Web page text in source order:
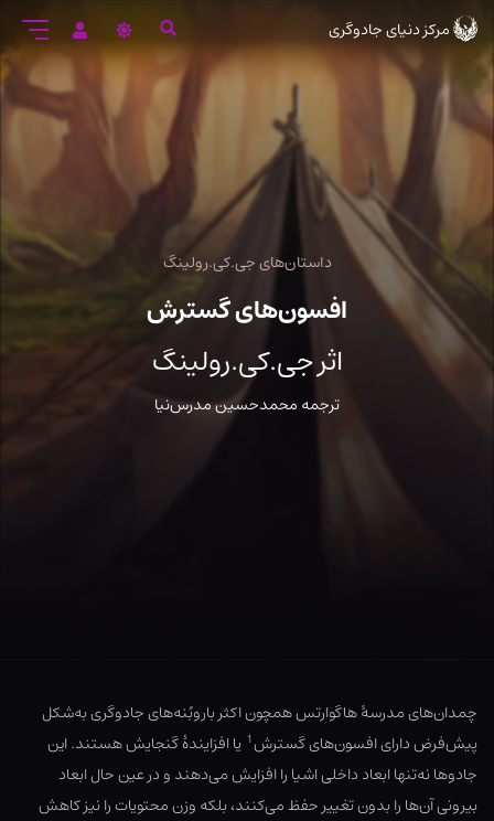
ورود
به
متن
اصلی
مرکز دنیای جادوگری
داستان‌های جی.کی.رولینگ
افسون‌های گسترش
اثر جی.کی.رولینگ
ترجمه محمدحسین مدرس‌نیا
چمدان‌های مدرسهٔ هاگوارتس همچون اکثر باروبُنه‌های جادوگری به‌شکل
پیش‌فرض دارای افسون‌های گسترش1 یا افزایندهٔ گنجایش هستند. این
جادوها نه‌تنها ابعاد داخلی اشیا را افزایش می‌دهند و در عین حال ابعاد
بیرونی آن‌ها را بدون تغییر حفظ می‌کنند، بلکه وزن محتویات را نیز کاهش